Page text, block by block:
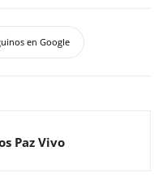
en Google
Paz Vivo